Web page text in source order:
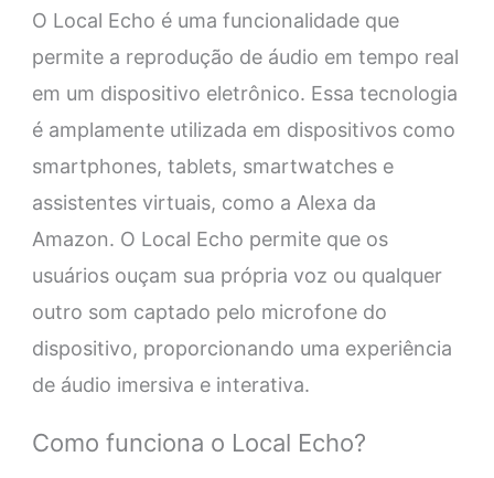
O Local Echo é uma funcionalidade que
permite a reprodução de áudio em tempo real
em um dispositivo eletrônico. Essa tecnologia
é amplamente utilizada em dispositivos como
smartphones, tablets, smartwatches e
assistentes virtuais, como a Alexa da
Amazon. O Local Echo permite que os
usuários ouçam sua própria voz ou qualquer
outro som captado pelo microfone do
dispositivo, proporcionando uma experiência
de áudio imersiva e interativa.
Como funciona o Local Echo?